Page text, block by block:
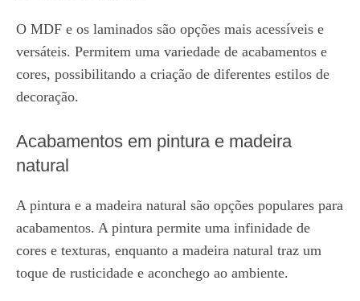
O MDF e os laminados são opções mais acessíveis e
versáteis. Permitem uma variedade de acabamentos e
cores, possibilitando a criação de diferentes estilos de
decoração.
Acabamentos em pintura e madeira
natural
A pintura e a madeira natural são opções populares para
acabamentos. A pintura permite uma infinidade de
cores e texturas, enquanto a madeira natural traz um
toque de rusticidade e aconchego ao ambiente.